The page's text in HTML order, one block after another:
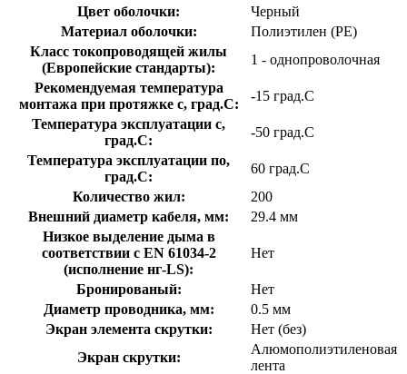
Цвет оболочки:
Черный
Материал оболочки:
Полиэтилен (PE)
Класс токопроводящей жилы
(Европейские стандарты):
1 - однопроволочная
Рекомендуемая температура
монтажа при протяжке с, град.C:
-15 град.C
Температура эксплуатации с,
град.C:
-50 град.C
Температура эксплуатации по,
град.C:
60 град.C
Количество жил:
200
Внешний диаметр кабеля, мм:
29.4 мм
Низкое выделение дыма в
соответствии с EN 61034-2
(исполнение нг-LS):
Нет
Бронированый:
Нет
Диаметр проводника, мм:
0.5 мм
Экран элемента скрутки:
Нет (без)
Экран скрутки:
Алюмополиэтиленовая
лента